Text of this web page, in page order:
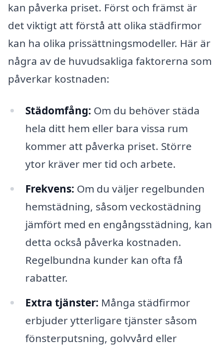
kan påverka priset. Först och främst är
det viktigt att förstå att olika städfirmor
kan ha olika prissättningsmodeller. Här är
några av de huvudsakliga faktorerna som
påverkar kostnaden:
Städomfång: Om du behöver städa
hela ditt hem eller bara vissa rum
kommer att påverka priset. Större
ytor kräver mer tid och arbete.
Frekvens: Om du väljer regelbunden
hemstädning, såsom veckostädning
jämfört med en engångsstädning, kan
detta också påverka kostnaden.
Regelbundna kunder kan ofta få
rabatter.
Extra tjänster: Många städfirmor
erbjuder ytterligare tjänster såsom
fönsterputsning, golvvård eller